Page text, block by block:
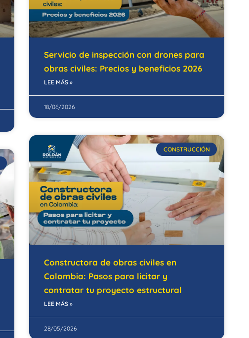
Servicio de inspección con drones para
obras civiles: Precios y beneficios 2026
LEE MÁS »
18/06/2026
CONSTRUCCIÓN
Constructora de obras civiles en
Colombia: Pasos para licitar y
contratar tu proyecto estructural
LEE MÁS »
28/05/2026